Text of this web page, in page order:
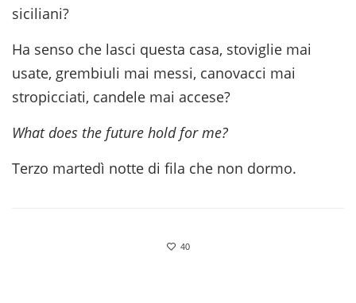
siciliani?
Ha senso che lasci questa casa, stoviglie mai
usate, grembiuli mai messi, canovacci mai
stropicciati, candele mai accese?
What does the future hold for me?
Terzo martedì notte di fila che non dormo.
40